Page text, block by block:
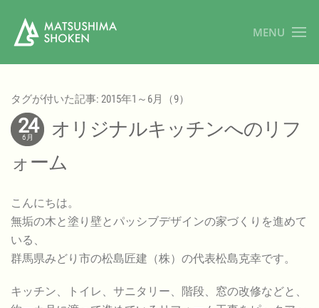
MENU
タグが付いた記事: 2015年1～6月（9）
24
6月
オリジナルキッチンへのリフ
ォーム
こんにちは。
無垢の木と塗り壁とパッシブデザインの家づくりを進めて
いる、
群馬県みどり市の松島匠建（株）の代表松島克幸です。
キッチン、トイレ、サニタリー、階段、窓の改修などと、